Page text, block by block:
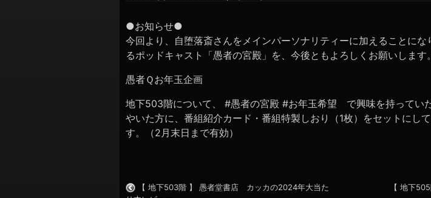
EMBED
●お知らせ●
今回より、自堕落斎さんをメインパーソナリティーに加えることに
るポッドキャスト「愚者の宮殿」を、今後ともよろしくお願いします。
愚者Ｑお年玉企画
地下503階について、 #愚者の宮殿 #お年玉希望 で興味を持ってい
やいた方に、番組紹介カード・番組特製しおり（1枚）をセットにし
す。（2月末日まで有効）
【 地下503階 】 愚者堂書店 カッカの2024年大当た
【 地下